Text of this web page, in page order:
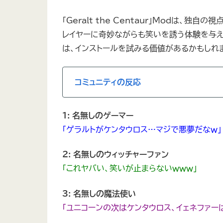
「Geralt the Centaur」Modは、独自の視点
レイヤーに奇妙ながらも笑いを誘う体験を与
は、インストールを試みる価値があるかもしれ
コミュニティの反応
1: 名無しのゲーマー
「ゲラルトがケンタウロス…マジで悪夢だなｗ」
2: 名無しのウィッチャーファン
「これヤバい、笑いが止まらないｗｗｗ」
3: 名無しの魔法使い
「ユニコーンの次はケンタウロス、イェネファ